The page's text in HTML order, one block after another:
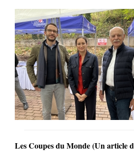
Les Coupes du Monde (Un article